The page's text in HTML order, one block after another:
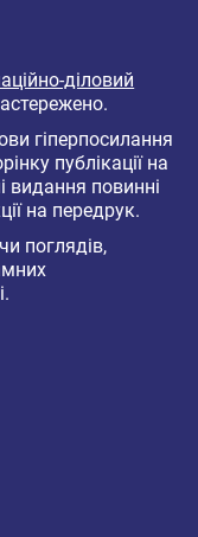
діловий
гіперпосилання
публікації на
видання повинні
на передрук.
поглядів,